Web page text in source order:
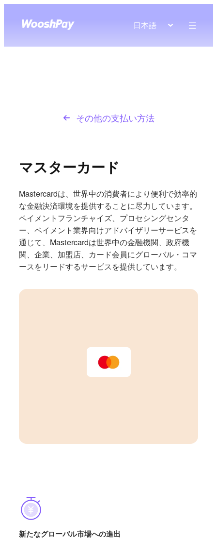
日本語
その他の支払い方法
マスターカード
Mastercardは、世界中の消費者により便利で効率的
な金融決済環境を提供することに尽力しています。
ペイメントフランチャイズ、プロセシングセンタ
ー、ペイメント業界向けアドバイザリーサービスを
通じて、Mastercardは世界中の金融機関、政府機
関、企業、加盟店、カード会員にグローバル・コマ
ースをリードするサービスを提供しています。
新たなグローバル市場への進出